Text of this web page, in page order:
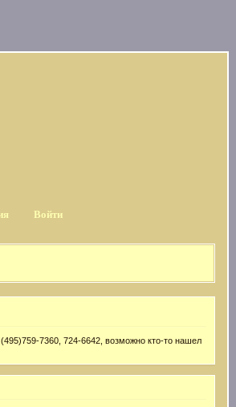
Войти
7360, 724-6642, возможно кто-то нашел